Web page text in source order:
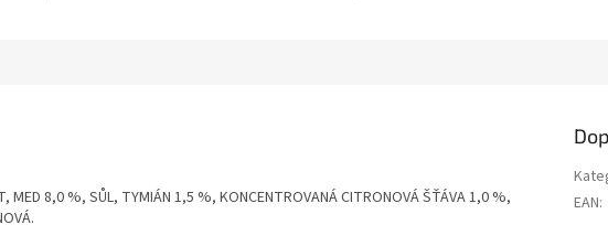
MED 8,0 %, SŮL, TYMIÁN 1,5 %, KONCENTROVANÁ CITRONOVÁ ŠŤÁVA 1,0 %,
EAN: